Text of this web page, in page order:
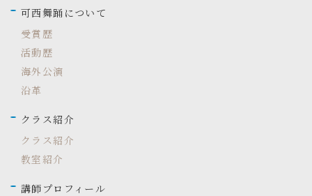
可西舞踊について
受賞歴
活動歴
海外公演
沿革
クラス紹介
クラス紹介
教室紹介
講師プロフィール